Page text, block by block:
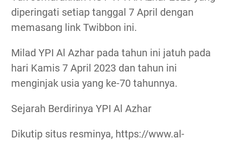
diperingati setiap tanggal 7 April dengan
memasang link Twibbon ini.
Milad YPI Al Azhar pada tahun ini jatuh pada
hari Kamis 7 April 2023 dan tahun ini
menginjak usia yang ke-70 tahunnya.
Sejarah Berdirinya YPI Al Azhar
Dikutip situs resminya, https://www.al-